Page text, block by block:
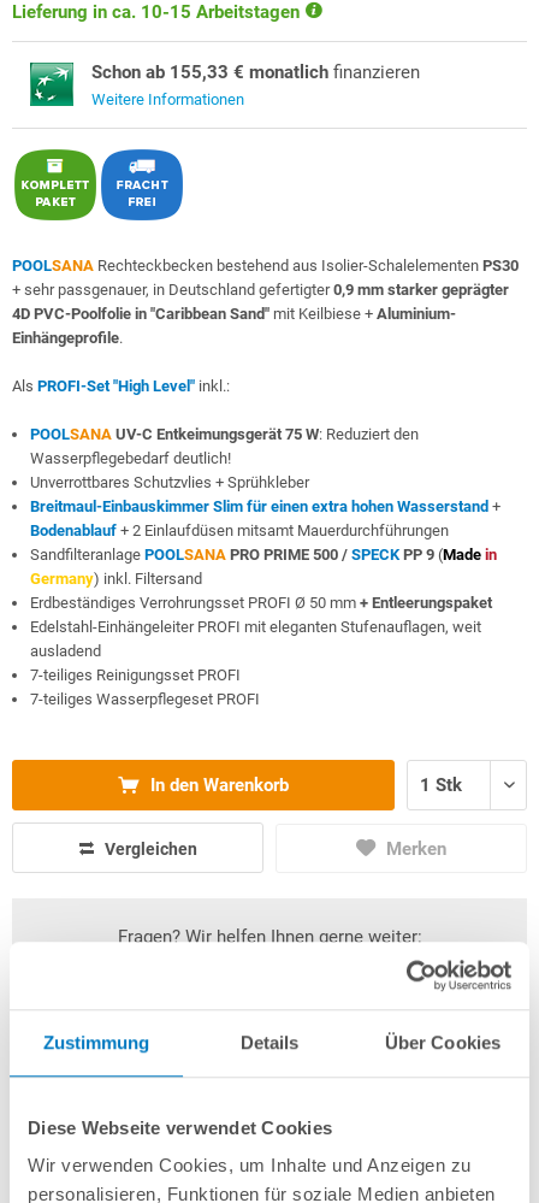
Zustimmung Details Über Cookies
Diese Webseite verwendet Cookies
Wir verwenden Cookies, um Inhalte und Anzeigen zu
personalisieren, Funktionen für soziale Medien anbieten
Lieferung in ca. 10-15 Arbeitstagen
Schon ab 155,33 € monatlich finanzieren
Weitere Informationen
POOLSANA Rechteckbecken bestehend aus Isolier-Schalelementen PS30
+ sehr passgenauer, in Deutschland gefertigter0,9 mm starker geprägter
4D PVC-Poolfolie in "Caribbean Sand" mit Keilbiese + Aluminium-
Einhängeprofile.
Als PROFI-Set "High Level" inkl.:
POOLSANA UV-C Entkeimungsgerät 75 W: Reduziert den
Wasserpflegebedarf deutlich!
Unverrottbares Schutzvlies + Sprühkleber
Breitmaul-Einbauskimmer Slim für einen extra hohen Wasserstand +
Bodenablauf + 2 Einlaufdüsen mitsamt Mauerdurchführungen
Sandfilteranlage POOLSANA PRO PRIME 500 / SPECKPP 9 (Made in
Germany) inkl. Filtersand
Erdbeständiges Verrohrungsset PROFI Ø 50 mm + Entleerungspaket
Edelstahl-Einhängeleiter PROFI mit eleganten Stufenauflagen, weit
ausladend
7-teiliges Reinigungsset PROFI
7-teiliges Wasserpflegeset PROFI
In den Warenkorb
Vergleichen Merken
Fragen? Wir helfen Ihnen gerne weiter:
Anfrageformular
Herstellerangaben